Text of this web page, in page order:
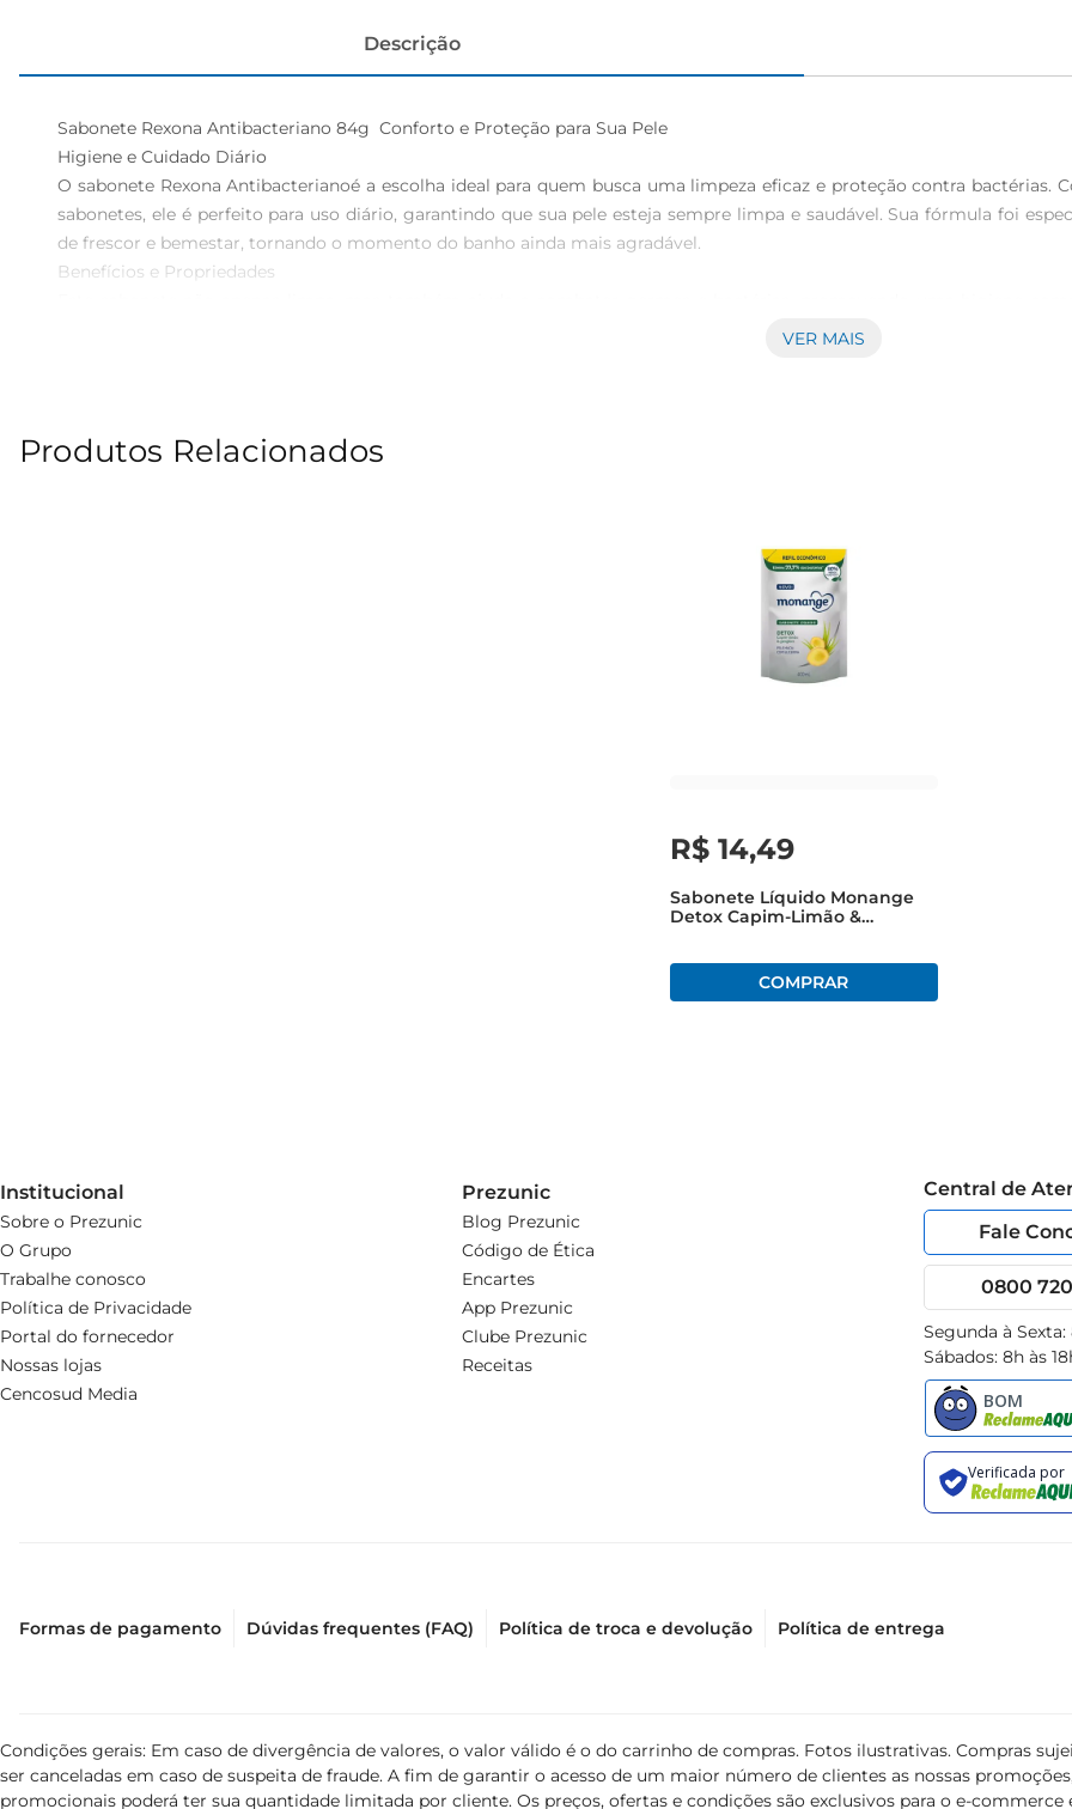
Descrição
Sabonete Rexona Antibacteriano 84g  Conforto e Proteção para Sua Pele
Higiene e Cuidado Diário
O sabonete Rexona Antibacterianoé a escolha ideal para quem busca uma limpeza eficaz e proteção contra
sabonetes, ele é perfeito para uso diário, garantindo que sua pele esteja sempre limpa e saudável. Sua fórmula foi
de frescor e bemestar, tornando o momento do banho ainda mais agradável.
Benefícios e Propriedades
enquanto remove impurezas, deixandoa macia e hidratada. A combinação de ingredientes ativos proporciona uma
formar uma espuma rica. Após o uso, enxágue bem. É uma excelente opção para manter a higiene das mãos,
VER MAIS
Produtos Relacionados
R$ 14,49
Sabonete Líquido Monange
Detox Capim-Limão &
Institucional
Sobre o Prezunic
O Grupo
Trabalhe conosco
Política de Privacidade
Portal do fornecedor
Nossas lojas
Cencosud Media
Prezunic
Blog Prezunic
Código de Ética
Encartes
App Prezunic
Clube Prezunic
Receitas
Central de
Fale
0800 720
Segunda à
Sábados: 8h às
Formas de pagamento Dúvidas frequentes (FAQ) Política de troca e devolução Política de entrega
Condições gerais: Em caso de divergência de valores, o valor válido é o do carrinho de compras. Fotos ilustrativas. Compras
ser canceladas em caso de suspeita de fraude. A fim de garantir o acesso de um maior número de clientes as nossas
promocionais poderá ter sua quantidade limitada por cliente. Os preços, ofertas e condições são exclusivos para o e-